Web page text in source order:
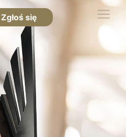
Zgłoś się